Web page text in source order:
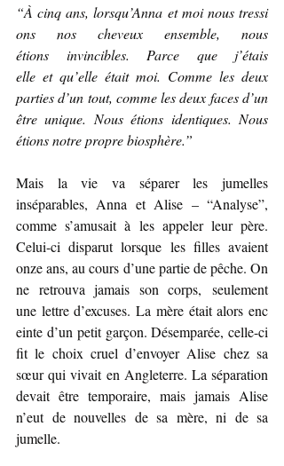
“À cinq ans, lorsqu’Anna et moi nous tressi
ons nos cheveux ensemble, nous
étions invincibles. Parce que j’étais
elle et qu’elle était moi. Comme les deux
parties d’un tout, comme les deux faces d’un
être unique. Nous étions identiques. Nous
étions notre propre biosphère.”
Mais la vie va séparer les jumelles
inséparables, Anna et Alise – “Analyse”,
comme s’amusait à les appeler leur père.
Celui-ci disparut lorsque les filles avaient
onze ans, au cours d’une partie de pêche. On
ne retrouva jamais son corps, seulement
une lettre d’excuses. La mère était alors enc
einte d’un petit garçon. Désemparée, celle-ci
fit le choix cruel d’envoyer Alise chez sa
sœur qui vivait en Angleterre. La séparation
devait être temporaire, mais jamais Alise
n’eut de nouvelles de sa mère, ni de sa
jumelle.